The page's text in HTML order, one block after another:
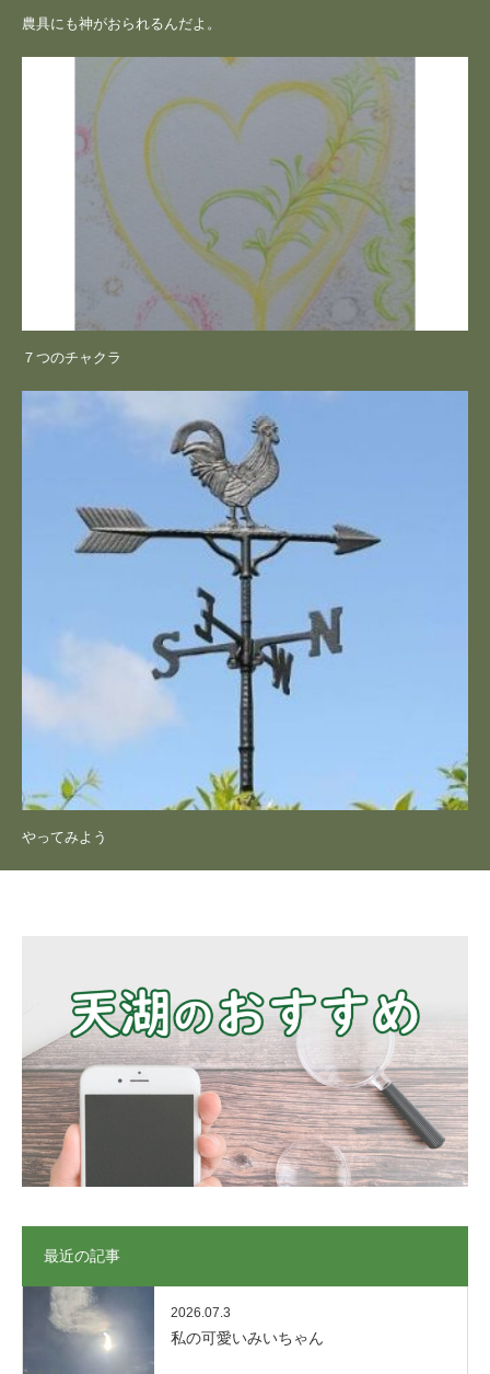
農具にも神がおられるんだよ。
７つのチャクラ
やってみよう
最近の記事
2026.07.3
私の可愛いみいちゃん